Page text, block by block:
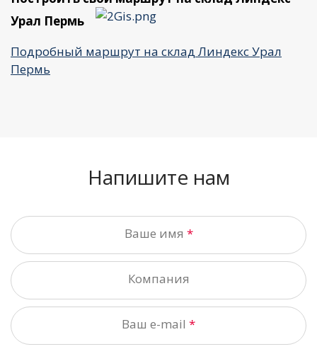
Урал Пермь
Подробный маршрут на склад Линдекс Урал
Пермь
Напишите нам
Ваше имя
Компания
Ваш e-mail